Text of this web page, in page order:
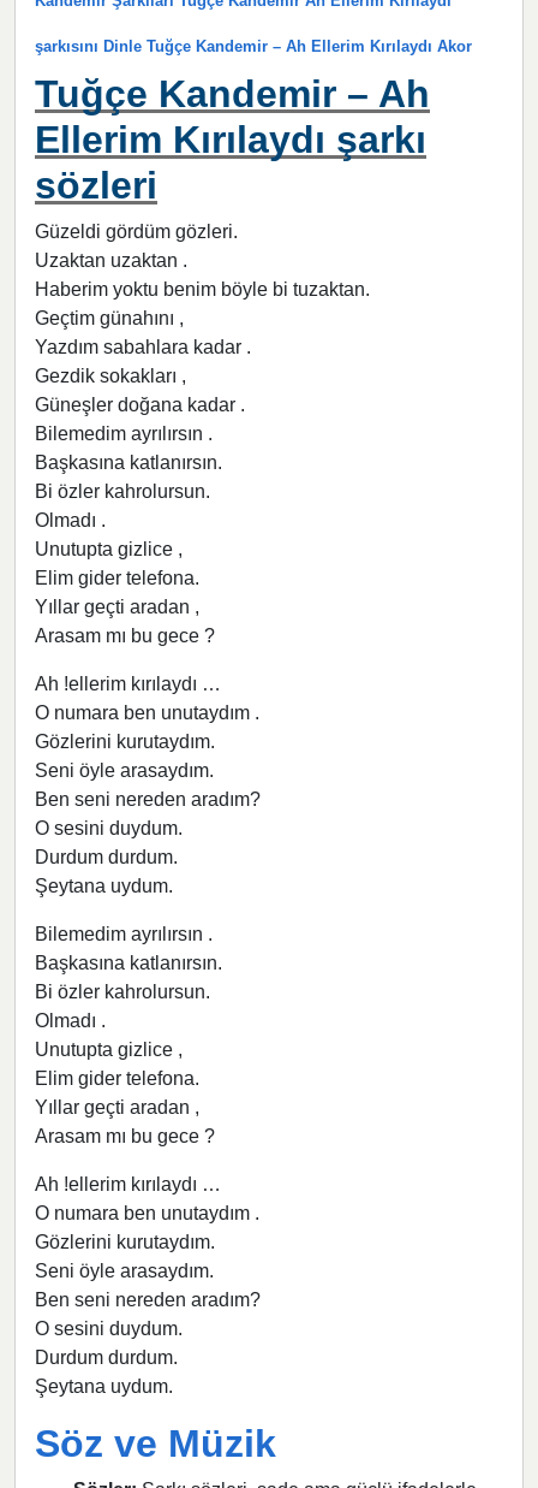
şarkısını Dinle Tuğçe Kandemir – Ah Ellerim Kırılaydı Akor
Tuğçe Kandemir – Ah
Ellerim Kırılaydı şarkı
sözleri
Güzeldi gördüm gözleri.
Uzaktan uzaktan .
Haberim yoktu benim böyle bi tuzaktan.
Geçtim günahını ,
Yazdım sabahlara kadar .
Gezdik sokakları ,
Güneşler doğana kadar .
Bilemedim ayrılırsın .
Başkasına katlanırsın.
Bi özler kahrolursun.
Olmadı .
Unutupta gizlice ,
Elim gider telefona.
Yıllar geçti aradan ,
Arasam mı bu gece ?
Ah !ellerim kırılaydı …
O numara ben unutaydım .
Gözlerini kurutaydım.
Seni öyle arasaydım.
Ben seni nereden aradım?
O sesini duydum.
Durdum durdum.
Şeytana uydum.
Bilemedim ayrılırsın .
Başkasına katlanırsın.
Bi özler kahrolursun.
Olmadı .
Unutupta gizlice ,
Elim gider telefona.
Yıllar geçti aradan ,
Arasam mı bu gece ?
Ah !ellerim kırılaydı …
O numara ben unutaydım .
Gözlerini kurutaydım.
Seni öyle arasaydım.
Ben seni nereden aradım?
O sesini duydum.
Durdum durdum.
Şeytana uydum.
Söz ve Müzik